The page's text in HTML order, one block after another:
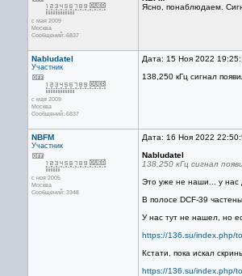
с мая 2009
Москва
Сообщений: 6837
Ясно, понаблюдаем.
Nabludatel
Участник
с мая 2009
Москва
Сообщений: 6837
Дата: 15 Ноя 2022
138,250 кГц сигнал
NBFM
Участник
с ноя 2005
Москва
Сообщений: 3348
Дата: 16 Ноя 2022
Nabludatel
138,250 кГц сигнал
Это уже не наши... у нас
В полосе DCF-39
У нас тут не нашел, но
https://136.su/index.php/
Кстати, пока искал
https://136.su/index.php/